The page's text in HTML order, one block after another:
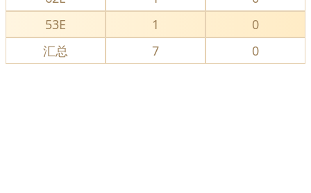
53E
1
0
汇总
7 0